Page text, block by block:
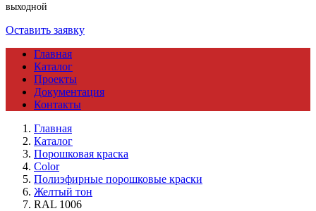
выходной
Оставить заявку
Главная
Каталог
Проекты
Документация
Контакты
Главная
Каталог
Порошковая краска
Color
Полиэфирные порошковые краски
Желтый тон
RAL 1006